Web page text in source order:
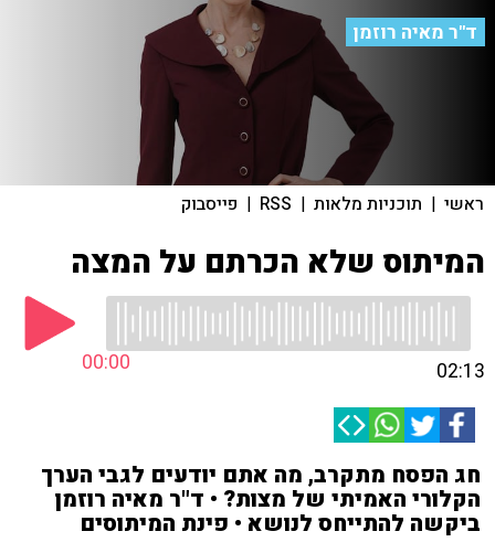
ד"ר מאיה רוזמן
ראשי | תוכניות מלאות |
RSS
| פייסבוק
המיתוס שלא הכרתם על המצה
00:00 02:13
חג הפסח מתקרב, מה אתם יודעים לגבי הערך
הקלורי האמיתי של מצות? • ד"ר מאיה רוזמן
ביקשה להתייחס לנושא • פינת המיתוסים